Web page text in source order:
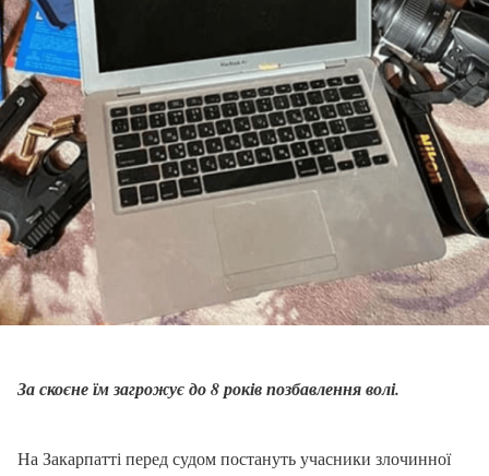
За скоєне їм загрожує до 8 років позбавлення волі.
На Закарпатті перед судом постануть учасники злочинної